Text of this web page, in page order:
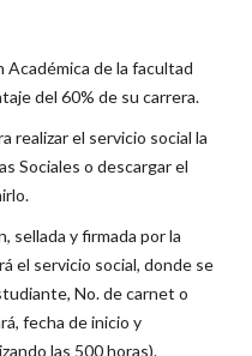
Académica de la facultad
del 60% de su carrera.
realizar el servicio social la
Sociales o descargar el
sellada y firmada por la
el servicio social, donde se
No. de carnet o
fecha de inicio y
las 500 horas).